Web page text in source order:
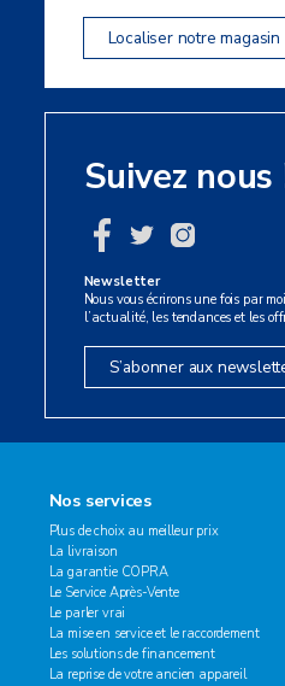
Localiser notre magasin
Suivez nous
Newsletter
Nous vous écrirons une fois par
l’actualité, les tendances et les
S’abonner aux
Nos services
Plus de choix au meilleur prix
La livraison
La garantie COPRA
Le Service Après-Vente
Le parler vrai
La mise en service et le raccordement
Les solutions de financement
La reprise de votre ancien appareil